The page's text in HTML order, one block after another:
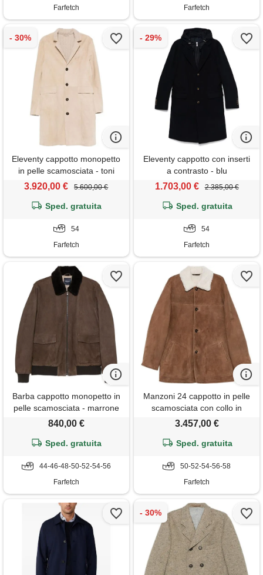
Farfetch Farfetch
Eleventy cappotto monopetto
in pelle scamosciata - toni
neutri
3.920,00 € 5.600,00 €
Sped. gratuita
54
Farfetch
Eleventy cappotto con inserti
a contrasto - blu
1.703,00 € 2.385,00 €
Sped. gratuita
54
Farfetch
Barba cappotto monopetto in
pelle scamosciata - marrone
840,00 €
Sped. gratuita
44-46-48-50-52-54-56
Farfetch
Manzoni 24 cappotto in pelle
scamosciata con collo in
shearling - marrone
3.457,00 €
Sped. gratuita
50-52-54-56-58
Farfetch